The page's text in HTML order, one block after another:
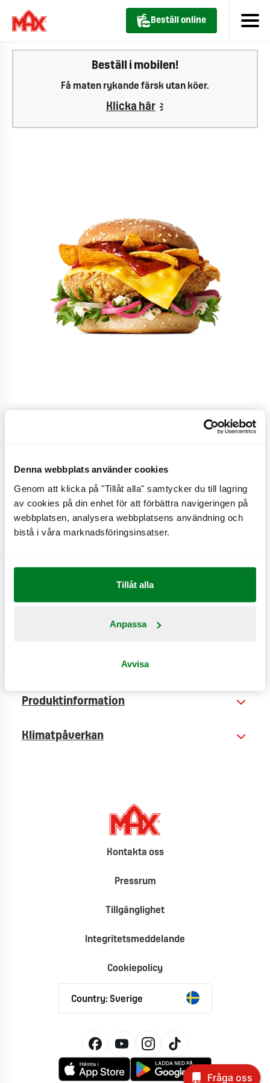
Denna webbplats använder cookies
Genom att klicka på "Tillåt alla" samtycker du till lagring
av cookies på din enhet för att förbättra navigeringen på
webbplatsen, analysera webbplatsens användning och
bistå i våra marknadsföringsinsatser.
Tillåt alla
Anpassa
Avvisa
Beställ online
Beställ i mobilen!
Få maten rykande färsk utan köer.
Klicka här
Crunchy Nacho Grand
Chicken
En burgare med Grand Chicken, krispiga nachochips,
tacokrydda, cheddarsmältost, gullök, picklad rödlök,
jalapeñomajonnäs, salsa, isbergssallad, allt omslutet
Näringsinformation
Produktinformation
Klimatpåverkan
Kontakta oss
Pressrum
Tillgänglighet
Integritetsmeddelande
Cookiepolicy
Country: Sverige
Fråga oss